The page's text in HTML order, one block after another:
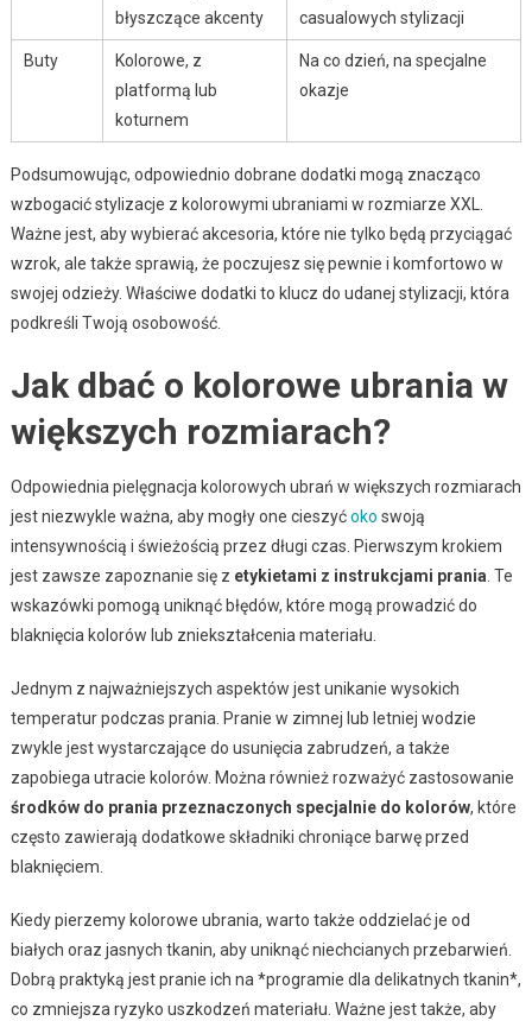
błyszczące akcenty
casualowych stylizacji
Buty
Kolorowe, z
platformą lub
koturnem
Na co dzień, na specjalne
okazje
Podsumowując, odpowiednio dobrane dodatki mogą znacząco
wzbogacić stylizacje z kolorowymi ubraniami w rozmiarze XXL.
Ważne jest, aby wybierać akcesoria, które nie tylko będą przyciągać
wzrok, ale także sprawią, że poczujesz się pewnie i komfortowo w
swojej odzieży. Właściwe dodatki to klucz do udanej stylizacji, która
podkreśli Twoją osobowość.
Jak dbać o kolorowe ubrania w
większych rozmiarach?
Odpowiednia pielęgnacja kolorowych ubrań w większych rozmiarach
jest niezwykle ważna, aby mogły one cieszyćoko swoją
intensywnością i świeżością przez długi czas. Pierwszym krokiem
jest zawsze zapoznanie się z etykietami z instrukcjami prania . Te
wskazówki pomogą uniknąć błędów, które mogą prowadzić do
blaknięcia kolorów lub zniekształcenia materiału.
Jednym z najważniejszych aspektów jest unikanie wysokich
temperatur podczas prania. Pranie w zimnej lub letniej wodzie
zwykle jest wystarczające do usunięcia zabrudzeń, a także
zapobiega utracie kolorów. Można również rozważyć zastosowanie
środków do prania przeznaczonych specjalnie do kolorów, które
często zawierają dodatkowe składniki chroniące barwę przed
blaknięciem.
Kiedy pierzemy kolorowe ubrania, warto także oddzielać je od
białych oraz jasnych tkanin, aby uniknąć niechcianych przebarwień.
Dobrą praktyką jest pranie ich na *programie dla delikatnych tkanin*,
co zmniejsza ryzyko uszkodzeń materiału. Ważne jest także, aby